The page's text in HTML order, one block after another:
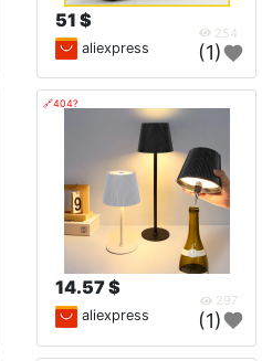
51 $
254
aliexpress (1)
🔗404?
14.57 $
297
aliexpress (1)